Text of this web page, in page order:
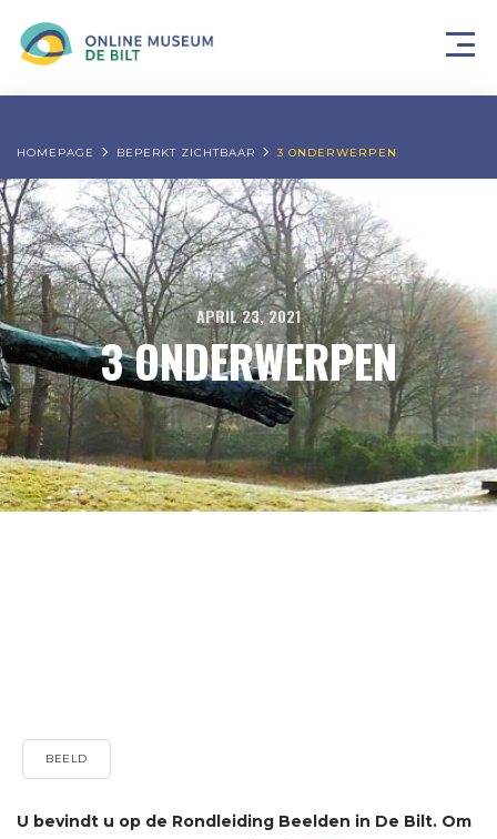
HOMEPAGE BEPERKT ZICHTBAAR 3 ONDERWERPEN
APRIL 23, 2021
3 ONDERWERPEN
BEELD
U bevindt u op de Rondleiding Beelden in De Bilt. Om